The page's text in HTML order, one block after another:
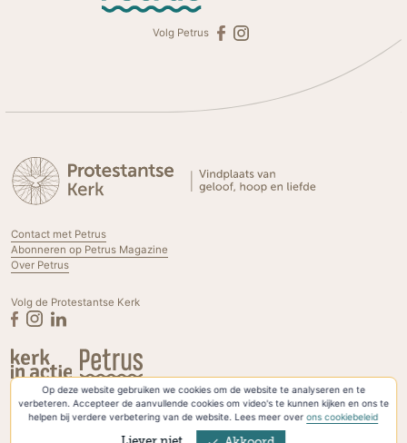
Op deze website gebruiken we cookies om de website te analyseren en te
verbeteren. Accepteer de aanvullende cookies om video's te kunnen kijken en ons te
helpen bij verdere verbetering van de website. Lees meer overons cookiebeleid
Volg Petrus
Contact met Petrus
Abonneren op Petrus Magazine
Over Petrus
Volg de Protestantse Kerk
Privacyverklaring & Cookies